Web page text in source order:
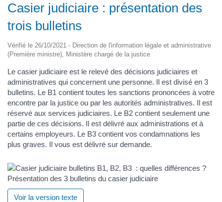
Casier judiciaire : présentation des
trois bulletins
Vérifié le 26/10/2021 - Direction de l'information légale et administrative
(Première ministre), Ministère chargé de la justice
Le casier judiciaire est le relevé des décisions judiciaires et
administratives qui concernent une personne. Il est divisé en 3
bulletins. Le B1 contient toutes les sanctions prononcées à votre
encontre par la justice ou par les autorités administratives. Il est
réservé aux services judiciaires. Le B2 contient seulement une
partie de ces décisions. Il est délivré aux administrations et à
certains employeurs. Le B3 contient vos condamnations les
plus graves. Il vous est délivré sur demande.
Présentation des 3 bulletins du casier judiciaire
Voir la version texte